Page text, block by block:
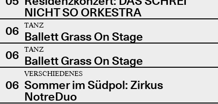
NICHT SO ORKESTRA
06
TANZ
Ballett Grass On Stage
06
TANZ
Ballett Grass On Stage
06
VERSCHIEDENES
Sommer im Südpol: Zirkus
NotreDuo